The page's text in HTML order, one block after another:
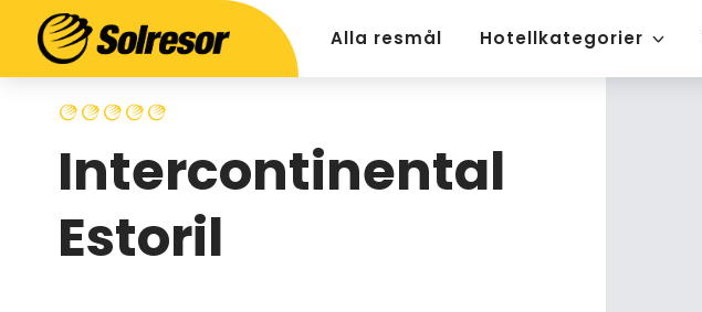
Alla resmål Hotellkategorier
Intercontinental
Estoril